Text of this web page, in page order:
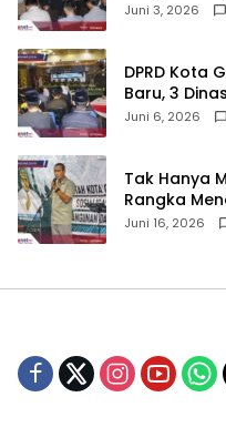
Juni 3, 2026
‎DPRD Kota
Baru, 3
Juni 6, 2026
‎Tak Hanya
Rangka
Juni 16, 2026